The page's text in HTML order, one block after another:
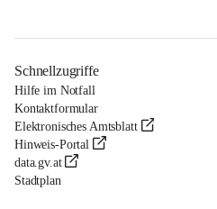
Schnellzugriffe
Hilfe im Notfall
Kontaktformular
Elektronisches Amtsblatt
Hinweis-Portal
data.gv.at
Stadtplan